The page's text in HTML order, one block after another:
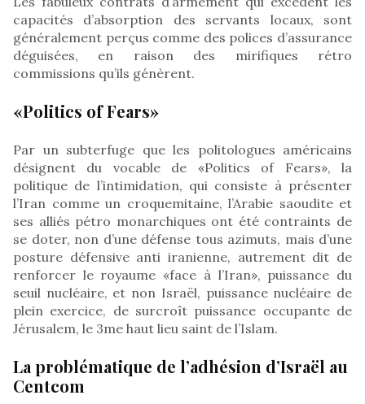
capacités d’absorption des servants locaux, sont
généralement perçus comme des polices d’assurance
déguisées, en raison des mirifiques rétro
commissions qu’ils génèrent.
«Politics of Fears»
Par un subterfuge que les politologues américains
désignent du vocable de «Politics of Fears», la
politique de l’intimidation, qui consiste à présenter
l’Iran comme un croquemitaine, l’Arabie saoudite et
ses alliés pétro monarchiques ont été contraints de
se doter, non d’une défense tous azimuts, mais d’une
posture défensive anti iranienne, autrement dit de
renforcer le royaume «face à l’Iran», puissance du
seuil nucléaire, et non Israël, puissance nucléaire de
plein exercice, de surcroît puissance occupante de
Jérusalem, le 3me haut lieu saint de l’Islam.
La problématique de l’adhésion d’Israël au
Centcom